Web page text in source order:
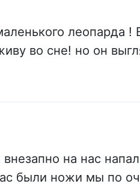
леопарда
во сне! но он
на нас
были ножи мы по